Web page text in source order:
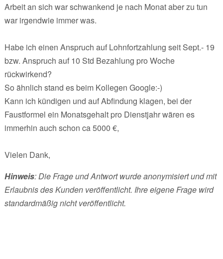
Arbeit an sich war schwankend je nach Monat aber zu tun
war irgendwie immer was.
Habe ich einen Anspruch auf Lohnfortzahlung seit Sept.- 19
bzw. Anspruch auf 10 Std Bezahlung pro Woche
rückwirkend?
So ähnlich stand es beim Kollegen Google:-)
Kann ich kündigen und auf Abfindung klagen, bei der
Faustformel ein Monatsgehalt pro Dienstjahr wären es
immerhin auch schon ca 5000 €,
Vielen Dank,
Hinweis: Die Frage und Antwort wurde anonymisiert und mit
Erlaubnis des Kunden veröffentlicht. Ihre eigene Frage wird
standardmäßig nicht veröffentlicht.